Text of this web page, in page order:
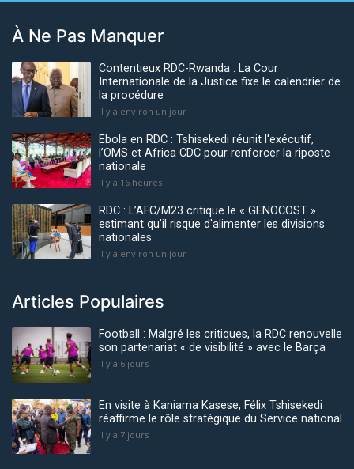
À Ne Pas Manquer
Contentieux RDC-Rwanda : La Cour
Internationale de la Justice fixe le calendrier de
la procédure
Il y a environ un jour
Ebola en RDC : Tshisekedi réunit l'exécutif,
l’OMS et Africa CDC pour renforcer la riposte
nationale
Il y a 16 heures
RDC : L’AFC/M23 critique le « GENOCOST »
estimant qu’il risque d'alimenter les divisions
nationales
Il y a environ un jour
Articles Populaires
Football : Malgré les critiques, la RDC renouvelle
son partenariat « de visibilité » avec le Barça
Il y a 6 jours
En visite à Kaniama Kasese, Félix Tshisekedi
réaffirme le rôle stratégique du Service national
Il y a 7 jours